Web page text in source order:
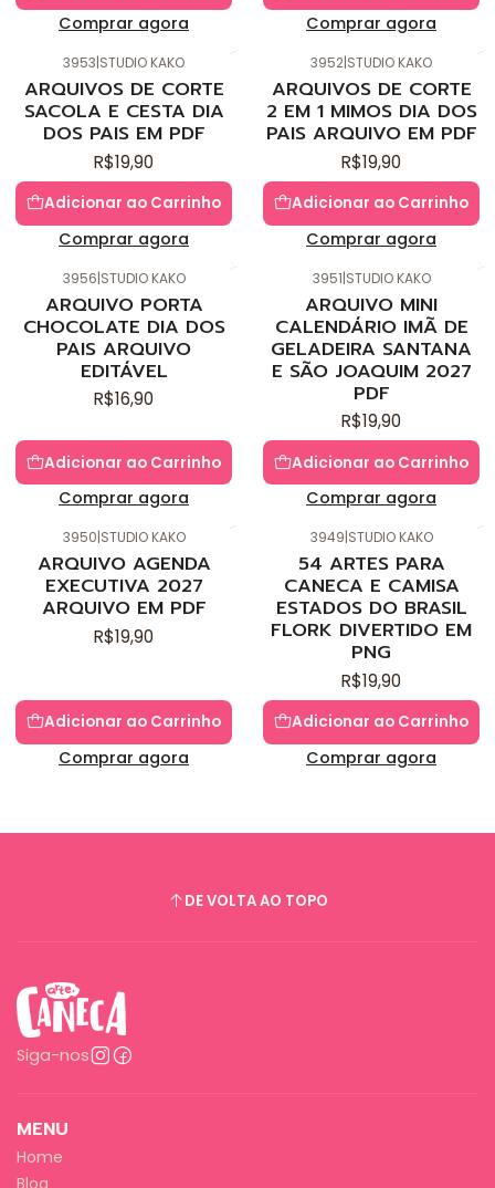
Comprar agora Comprar agora
3953|STUDIO KAKO
ARQUIVOS DE CORTE
SACOLA E CESTA DIA
DOS PAIS EM PDF
R$19,90
Adicionar ao Carrinho
Comprar agora
3952|STUDIO KAKO
ARQUIVOS DE CORTE
2 EM 1 MIMOS DIA DOS
PAIS ARQUIVO EM PDF
R$19,90
Adicionar ao Carrinho
Comprar agora
3956|STUDIO KAKO
ARQUIVO PORTA
CHOCOLATE DIA DOS
PAIS ARQUIVO
EDITÁVEL
R$16,90
Adicionar ao Carrinho
Comprar agora
3951|STUDIO KAKO
ARQUIVO MINI
CALENDÁRIO IMÃ DE
GELADEIRA SANTANA
E SÃO JOAQUIM 2027
PDF
R$19,90
Adicionar ao Carrinho
Comprar agora
3950|STUDIO KAKO
ARQUIVO AGENDA
EXECUTIVA 2027
ARQUIVO EM PDF
R$19,90
Adicionar ao Carrinho
Comprar agora
3949|STUDIO KAKO
54 ARTES PARA
CANECA E CAMISA
ESTADOS DO BRASIL
FLORK DIVERTIDO EM
PNG
R$19,90
Adicionar ao Carrinho
Comprar agora
DE VOLTA AO TOPO
Siga-nos
MENU
Home
Blog